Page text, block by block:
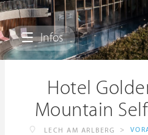
Infos
Hotel
Mountain
LECH AM ARLBERG >